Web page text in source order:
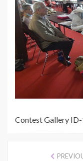
Contest Gallery